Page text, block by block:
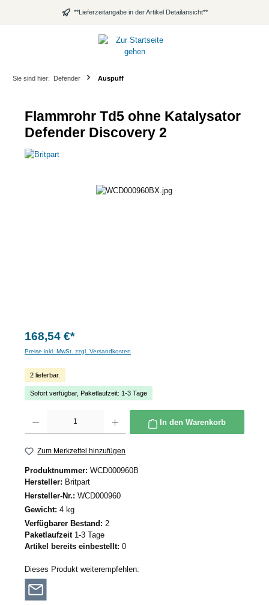
**Lieferzeitangabe in der Artikel Detailansicht**
Sie sind hier: Defender Auspuff
Flammrohr Td5 ohne Katalysator
Defender Discovery 2
Bildergalerie überspringen
168,54 €*
Preise inkl. MwSt. zzgl. Versandkosten
2 lieferbar.
Sofort verfügbar, Paketlaufzeit: 1-3 Tage
In den Warenkorb
Zum Merkzettel hinzufügen
Produktnummer: WCD000960B
Hersteller: Britpart
Hersteller-Nr.: WCD000960
Gewicht: 4 kg
Verfügbarer Bestand: 2
Paketlaufzeit 1-3 Tage
Artikel bereits einbestellt: 0
Dieses Produkt weiterempfehlen: